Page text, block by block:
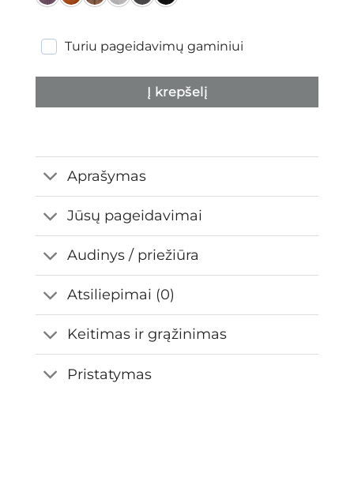
Turiu pageidavimų gaminiui
Į krepšelį
Aprašymas
Jūsų pageidavimai
Audinys / priežiūra
Atsiliepimai (0)
Keitimas ir grąžinimas
Pristatymas